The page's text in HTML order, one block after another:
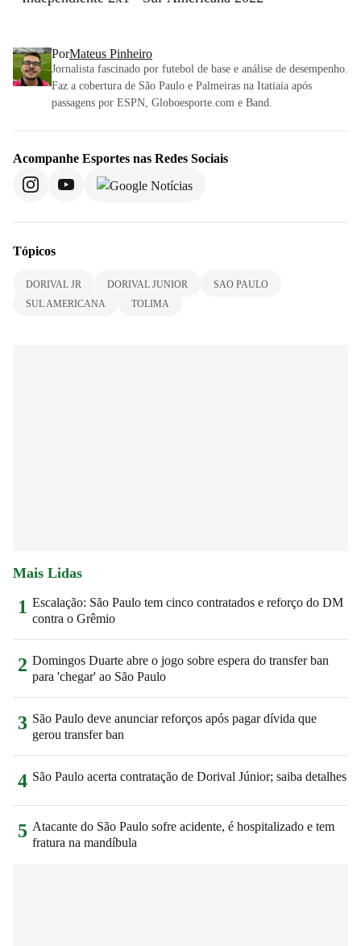
PorMateus Pinheiro
Jornalista fascinado por futebol de base e análise de desempenho.
Faz a cobertura de São Paulo e Palmeiras na Itatiaia após
passagens por ESPN, Globoesporte.com e Band.
Acompanhe Esportes nas Redes Sociais
Tópicos
DORIVAL JR DORIVAL JUNIOR
SAO PAULO
SUL AMERICANA
TOLIMA
Mais Lidas
1 Escalação: São Paulo tem cinco contratados e reforço do DM
contra o Grêmio
2 Domingos Duarte abre o jogo sobre espera do transfer ban
para 'chegar' ao São Paulo
3 São Paulo deve anunciar reforços após pagar dívida que
gerou transfer ban
4 São Paulo acerta contratação de Dorival Júnior; saiba detalhes
5 Atacante do São Paulo sofre acidente, é hospitalizado e tem
fratura na mandíbula